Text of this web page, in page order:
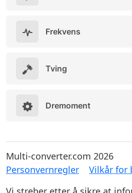
Frekvens
Tving
Dremoment
Multi-converter.com 2026
Personvernregler
Vilkår for